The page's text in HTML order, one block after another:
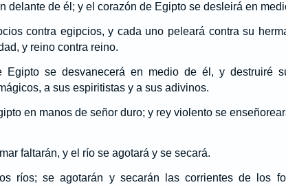
delante de él; y el corazón de Egipto se desleirá en
contra egipcios, y cada uno peleará contra su
y reino contra reino.
Egipto se desvanecerá en medio de él, y destruiré
a sus espiritistas y a sus adivinos.
en manos de señor duro; y rey violento se
faltarán, y el río se agotará y se secará.
ríos; se agotarán y secarán las corrientes de los